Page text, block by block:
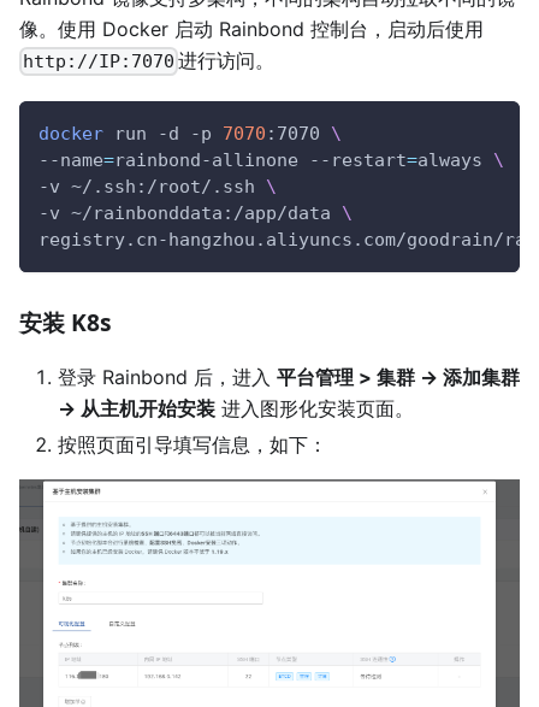
像。使用 Docker 启动 Rainbond 控制台，启动后使用
http://IP:7070 进行访问。
docker run -d -p 7070 :7070 \
--name=rainbond-allinone --restart=always \
-v ~/.ssh:/root/.ssh \
-v ~/rainbonddata:/app/data \
registry.cn-hangzhou.aliyuncs.com/goodrain/
安装 K8s
登录 Rainbond 后，进入 平台管理 > 集群 -> 添加集群
-> 从主机开始安装 进入图形化安装页面。
按照页面引导填写信息，如下：